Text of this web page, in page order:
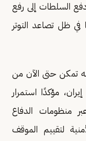
صاروخًا، ما دفع السلطات إلى رفع
في ظل تصاعد التوتر
تمكن حتى الآن من
مؤكدًا استمرار
منظومات الدفاع
لتقييم الموقف